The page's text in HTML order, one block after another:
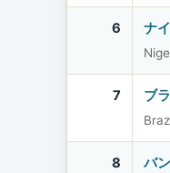
6 ナ
7 ブ
8 バ